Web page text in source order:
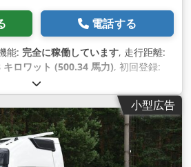
電話する
能: 完全に稼働しています, 走行距離:
キロワット (500.34 馬力), 初回登録:
ディーゼル
, ホイールベース:380 mm, 色:白色,
, 排出クラス:ユーロ6, 製造年:2025,
:12,777 cm³, ステアリングホイールの
アリング, 整備記録全完備
小型広告